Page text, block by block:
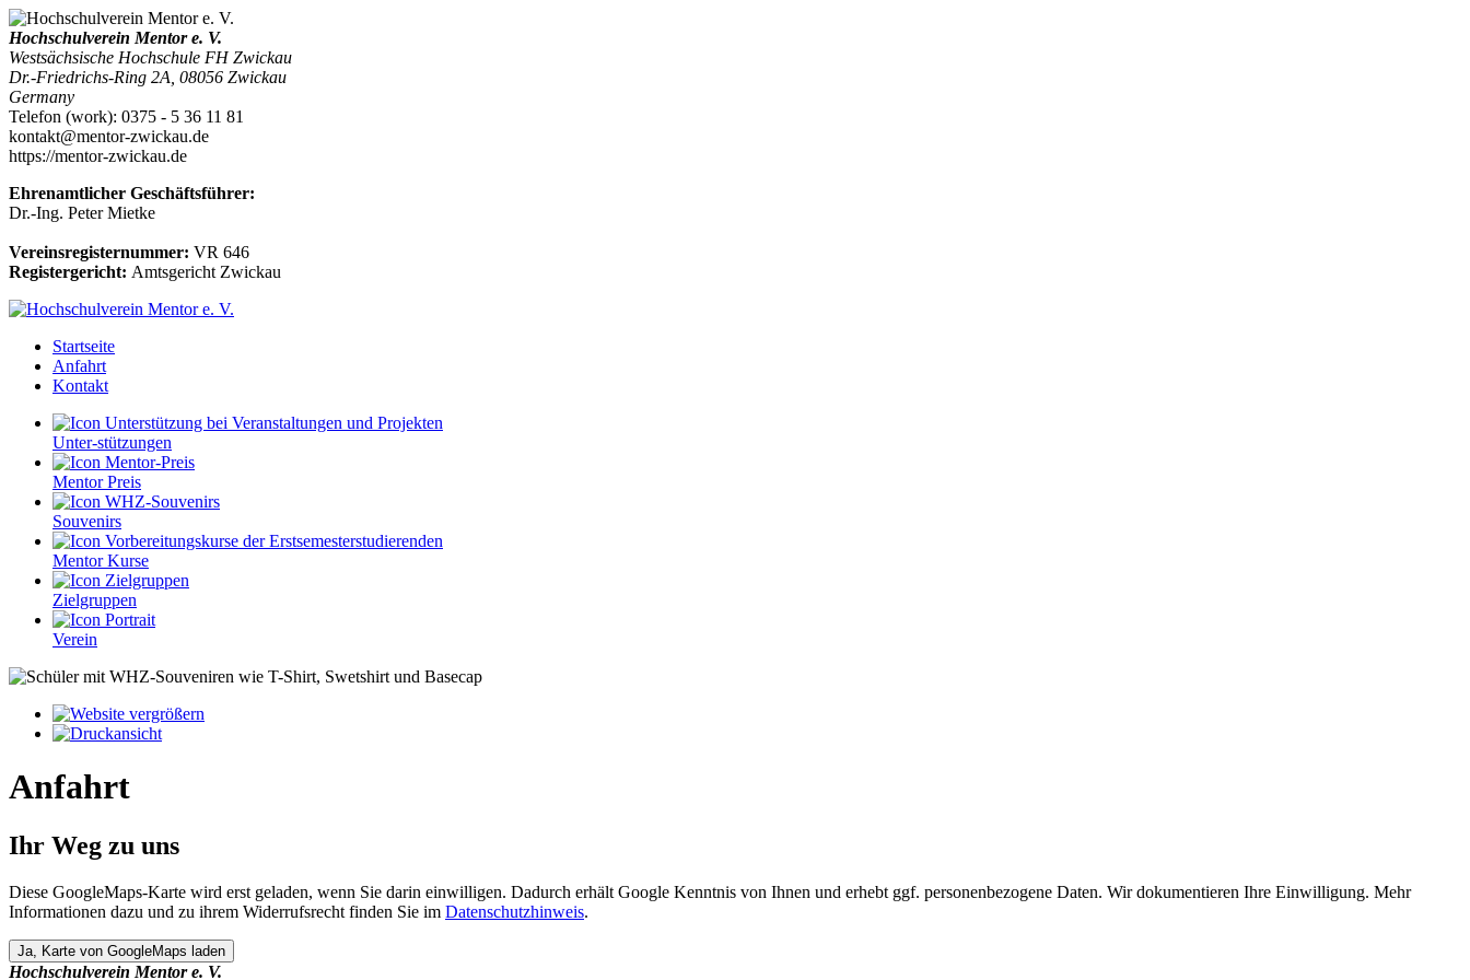
Hochschulverein Mentor e. V.
Westsächsische Hochschule FH Zwickau
Dr.-Friedrichs-Ring 2A 08056 Zwickau
Germany
Telefon (work): 0375 - 5 36 11 81
kontakt@mentor-zwickau.de
https://mentor-zwickau.de
Ehrenamtlicher Geschäftsführer:
Dr.-Ing. Peter Mietke
Vereinsregisternummer: VR 646
Registergericht: Amtsgericht Zwickau
Startseite
Anfahrt
Kontakt
Unter-stützungen
Mentor Preis
Souvenirs
Mentor Kurse
Zielgruppen
Verein
Anfahrt
Ihr Weg zu uns
Diese GoogleMaps-Karte wird erst geladen, wenn Sie darin einwilligen. Dadurch erhält Google Kenntnis von Ihnen und erhebt ggf. personenbezogene Daten. Wir dokumentieren Ihre Einwilligung. Mehr
Informationen dazu und zu ihrem Widerrufsrecht finden Sie im Datenschutzhinweis.
Hochschulverein Mentor e. V.